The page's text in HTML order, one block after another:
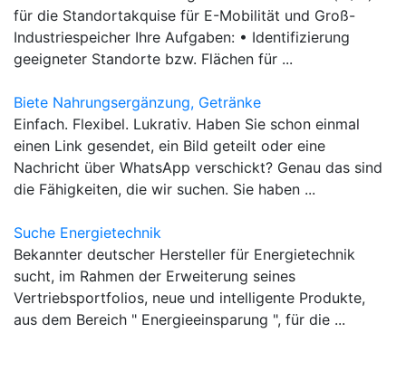
für die Standortakquise für E-Mobilität und Groß-
Industriespeicher Ihre Aufgaben: • Identifizierung
geeigneter Standorte bzw. Flächen für ...
Biete Nahrungsergänzung, Getränke
Einfach. Flexibel. Lukrativ. Haben Sie schon einmal
einen Link gesendet, ein Bild geteilt oder eine
Nachricht über WhatsApp verschickt? Genau das sind
die Fähigkeiten, die wir suchen. Sie haben ...
Suche Energietechnik
Bekannter deutscher Hersteller für Energietechnik
sucht, im Rahmen der Erweiterung seines
Vertriebsportfolios, neue und intelligente Produkte,
aus dem Bereich " Energieeinsparung ", für die ...